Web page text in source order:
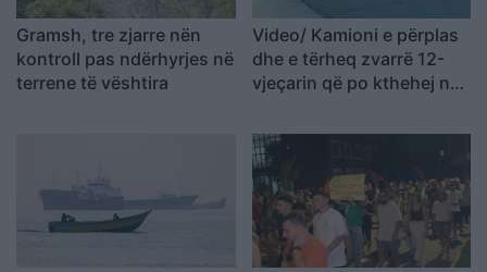
Gramsh, tre zjarre nën
kontroll pas ndërhyrjes në
terrene të vështira
Video/ Kamioni e përplas
dhe e tërheq zvarrë 12-
vjeçarin që po kthehej nga
mrekullisht